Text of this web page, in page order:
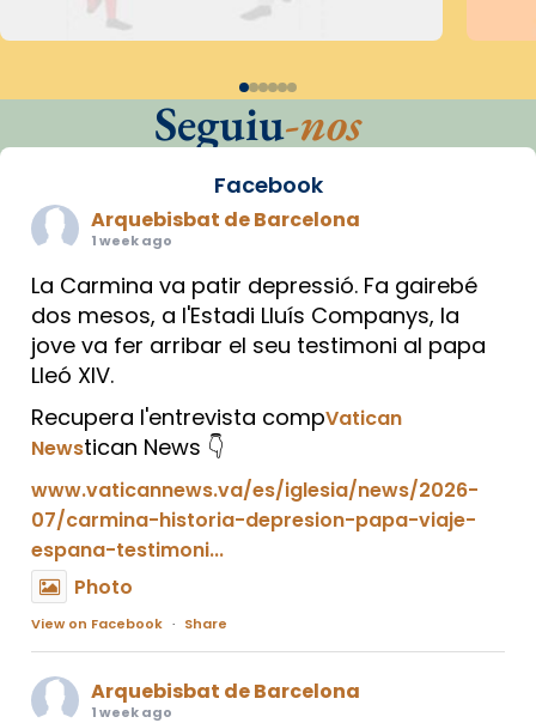
Seguiu-nos
Facebook
Arquebisbat de Barcelona
1 week ago
La Carmina va patir depressió. Fa gairebé
dos mesos, a l'Estadi Lluís Companys, la
jove va fer arribar el seu testimoni al papa
Lleó XIV.
Recupera l'entrevista compVatican
Newstican News 👇
www.vaticannews.va/es/iglesia/news/2026-
07/carmina-historia-depresion-papa-viaje-
espana-testimoni...
Photo
View on Facebook · Share
Arquebisbat de Barcelona
1 week ago